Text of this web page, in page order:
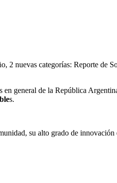
2 nuevas categorías: Reporte de
en general de la República
s.
su alto grado de innovación